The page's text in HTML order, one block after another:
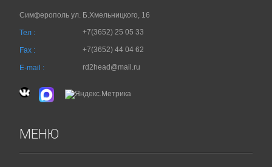
Симферополь ул. Б.Хмельницкого, 16
Тел : +7(3652) 25 05 33
Fax : +7(3652) 44 04 62
E-mail : rd2head@mail.ru
МЕНЮ